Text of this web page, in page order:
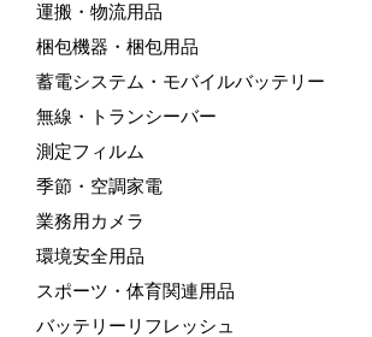
運搬・物流用品
梱包機器・梱包用品
蓄電システム・モバイルバッテリー
無線・トランシーバー
測定フィルム
季節・空調家電
業務用カメラ
環境安全用品
スポーツ・体育関連用品
バッテリーリフレッシュ